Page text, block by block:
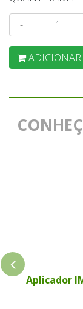
-
ADICIONAR
Aplicador